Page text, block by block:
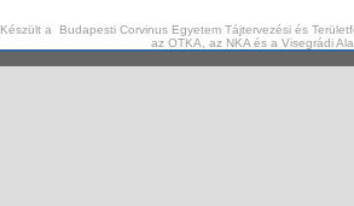
Készült a Budapesti Corvinus Egyetem Tájtervezési és
az OTKA, az NKA és a Visegrádi